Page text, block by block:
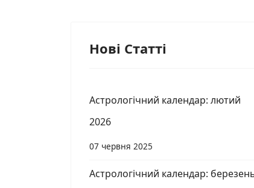
Нові Статті
Астрологічний календар: лютий
2026
07 червня 2025
Астрологічний календар: